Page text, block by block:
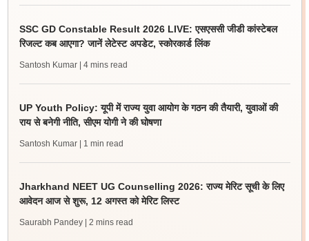
SSC GD Constable Result 2026 LIVE: एसएससी जीडी कांस्टेबल
रिजल्ट कब आएगा? जानें लेटेस्ट अपडेट, स्कोरकार्ड लिंक
Santosh Kumar | 4 mins read
UP Youth Policy: यूपी में राज्य युवा आयोग के गठन की तैयारी, युवाओं की
राय से बनेगी नीति, सीएम योगी ने की घोषणा
Santosh Kumar | 1 min read
Jharkhand NEET UG Counselling 2026: राज्य मेरिट सूची के लिए
आवेदन आज से शुरू, 12 अगस्त को मेरिट लिस्ट
Saurabh Pandey | 2 mins read